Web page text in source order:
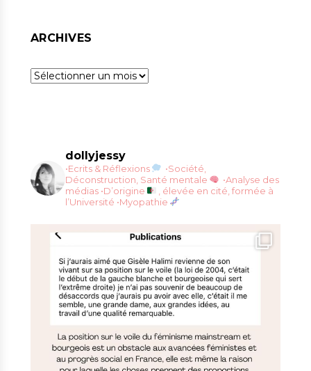
ARCHIVES
Archives
dollyjessy
•Ecrits & Réflexions
•Société,
Déconstruction, Santé mentale
•Analyse des
médias •D’origine
, élevée en cité, formée à
l’Université •Myopathie